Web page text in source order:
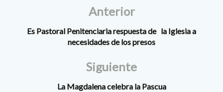
Anterior
Es Pastoral Penitenciaria respuesta de la Iglesia a
necesidades de los presos
Siguiente
La Magdalena celebra la Pascua